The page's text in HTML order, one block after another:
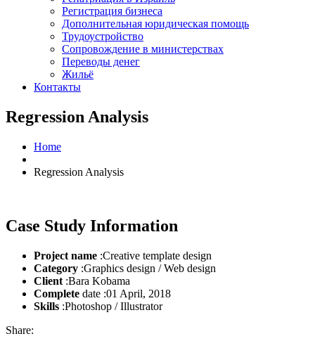
Регистрация бизнеса
Дополнительная юридическая помощь
Трудоустройство
Cопровождение в министерствах
Переводы денег
Жильё
Контакты
Regression Analysis
Home
Regression Analysis
Case Study Information
Project name :Creative template design
Category :Graphics design / Web design
Client :Bara Kobama
Complete date :01 April, 2018
Skills :Photoshop / Illustrator
Share: